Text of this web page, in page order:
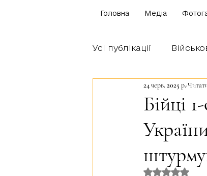
Головна Медіа
Усі публікації
Щоденник бійця
Братство Богуна
Бійці
24 черв. 2025 р.
Оцінка: